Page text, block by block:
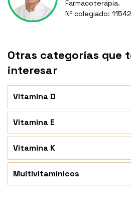
Farmacoterapia.
Nº colegiado: 11542
Otras categorías que
interesar
Vitamina D
Vitamina E
Vitamina K
Multivitamínicos